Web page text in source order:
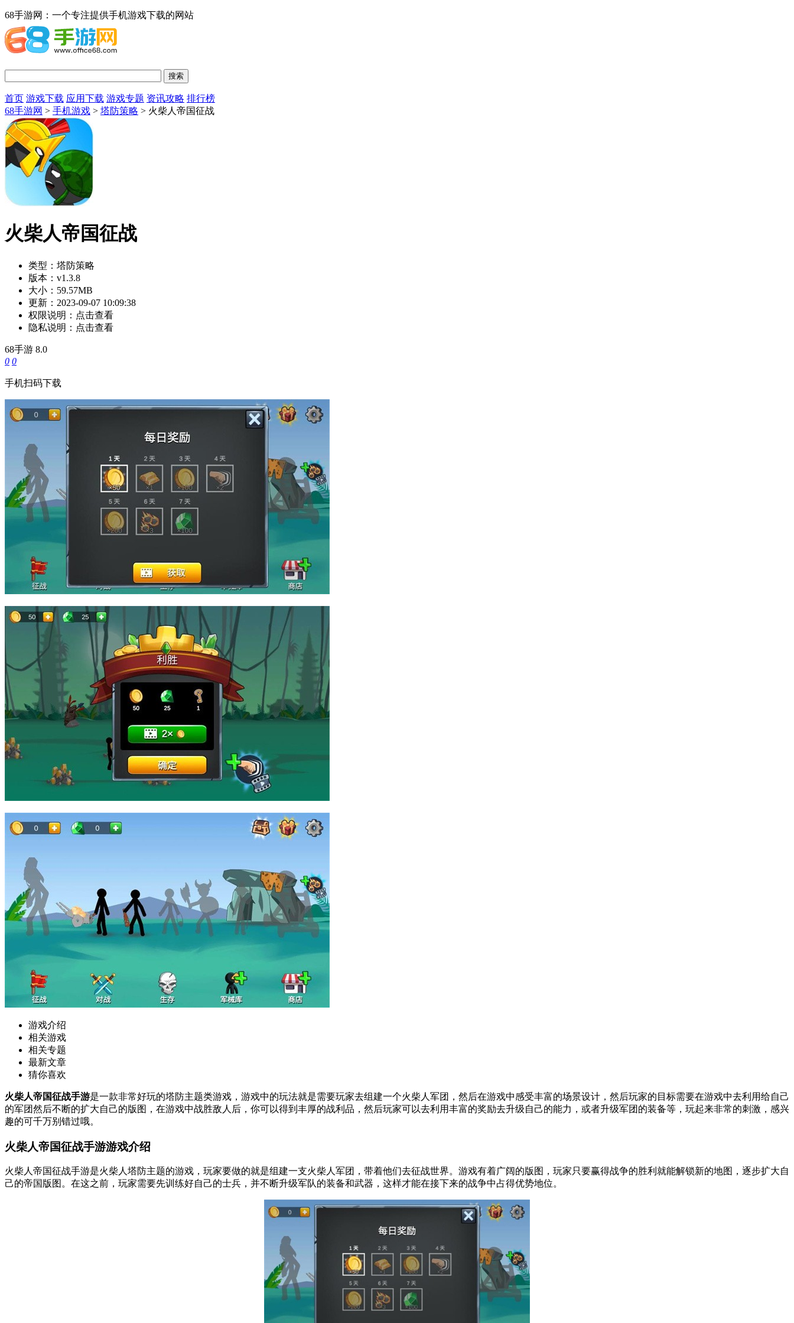
68手游网：一个专注提供手机游戏下载的网站
首页 游戏下载 应用下载 游戏专题 资讯攻略 排行榜
68手游网 > 手机游戏 > 塔防策略 > 火柴人帝国征战
火柴人帝国征战
类型： 塔防策略
版本： v1.3.8
大小： 59.57MB
更新： 2023-09-07 10:09:38
权限说明： 点击查看
隐私说明： 点击查看
68手游 8.0
0 0
手机扫码下载
游戏介绍
相关游戏
相关专题
最新文章
猜你喜欢
火柴人帝国征战手游是一款非常好玩的塔防主题类游戏，游戏中的玩法就是需要玩家去组建一个火柴人军团，然后在游戏中感受丰富的场景设计，然后玩家的目标需要在游戏中去利用给自己
的军团然后不断的扩大自己的版图，在游戏中战胜敌人后，你可以得到丰厚的战利品，然后玩家可以去利用丰富的奖励去升级自己的能力，或者升级军团的装备等，玩起来非常的刺激，感兴
趣的可千万别错过哦。
火柴人帝国征战手游游戏介绍
火柴人帝国征战手游是火柴人塔防主题的游戏，玩家要做的就是组建一支火柴人军团，带着他们去征战世界。游戏有着广阔的版图，玩家只要赢得战争的胜利就能解锁新的地图，逐步扩大自
己的帝国版图。在这之前，玩家需要先训练好自己的士兵，并不断升级军队的装备和武器，这样才能在接下来的战争中占得优势地位。